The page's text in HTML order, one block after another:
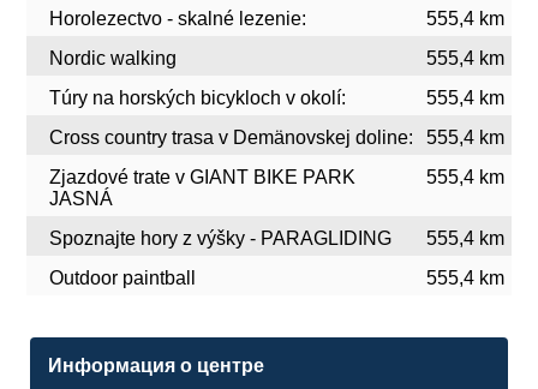
Horolezectvo - skalné lezenie:
555,4 km
Nordic walking
555,4 km
Túry na horských bicykloch v okolí:
555,4 km
Cross country trasa v Demänovskej doline:
555,4 km
Zjazdové trate v GIANT BIKE PARK
JASNÁ
555,4 km
Spoznajte hory z výšky - PARAGLIDING
555,4 km
Outdoor paintball
555,4 km
Информация о центре